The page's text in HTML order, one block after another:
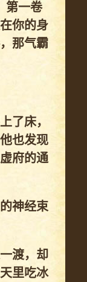
第一卷
你的身
那气霸
了床，
也发现
府的通
神经束
渡，却
里吃冰